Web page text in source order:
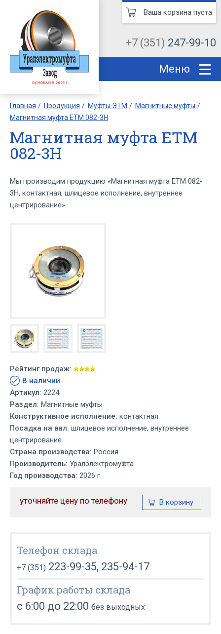
+7 (351) 247-99-10
Ваша корзина пуста
Меню
Главная Продукция Муфты ЭТМ
Магнитные муфты
Магнитная муфта ЕТМ 082-3Н
Магнитная муфта ЕТМ
082-3Н
Мы производим продукцию «Магнитная муфта ЕТМ 082-
3Н, контактная, шлицевое исполнение, внутреннее
центрирование».
Рейтинг продаж:
В наличии
Артикул: 2224
Раздел: Магнитные муфты
Конструктивное исполнение: контактная
Посадка на вал: шлицевое исполнение, внутреннее
центрирование
Страна производства: Россия
Производитель: Уралэлектромуфта
Год производства: 2026 г.
уточняйте цену по телефону
Телефон склада
+7 (351) 223-99-35, 235-94-17
График работы склада
с 6:00 до 22:00 без выходных